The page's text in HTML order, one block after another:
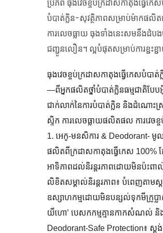
ប្រភព ធុងវេចខ្ចប់ក្រដាសកាតុងធ្វ
បំបាត់ក្លិន-សុវត្ថិភាពសម្រាប់ម៉ាកផលិ
ការលេចធ្លាយ ធុងទាំងនេះសមនឹងដំបង
ជញ្ជូនលឿន។ ល្អបំផុតសម្រាប់ការខ្ជះខ្
ធុងវេចខ្ចប់ក្រដាសកាតុងធ្វើកេសបំបា
—ពីអ្នកផលិតថ្នាំបំបាត់ក្លិនធម្មជាតិ
ជាក់លាក់នៃការបំបាត់ក្លិន និងដំណោ
ស្ទិក ការលេចធ្លាយផលិតផល ការវេច
1. អេកូ-មនសិការ & Deodorant- មូល
ផលិតពីក្រដាសកាតុងធ្វើកេស 100%
អាទិភាពដល់និរន្តរភាពដោយមិនប៉ះ
លិខិតសម្គាល់និរន្តរភាព៖ បំពេញតាម
ឧស្សាហកម្មដោយមិនបន្សល់ទុកមីក្រូប្លា
យីហោ’ បេសកកម្មគ្មានកាកសំណល់ និងចំ
Deodorant-Safe Protection៖ ស្